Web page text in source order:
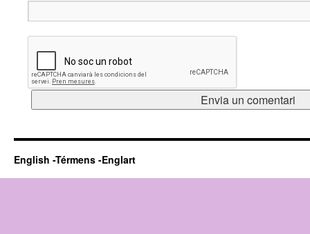
English -Térmens -Englart